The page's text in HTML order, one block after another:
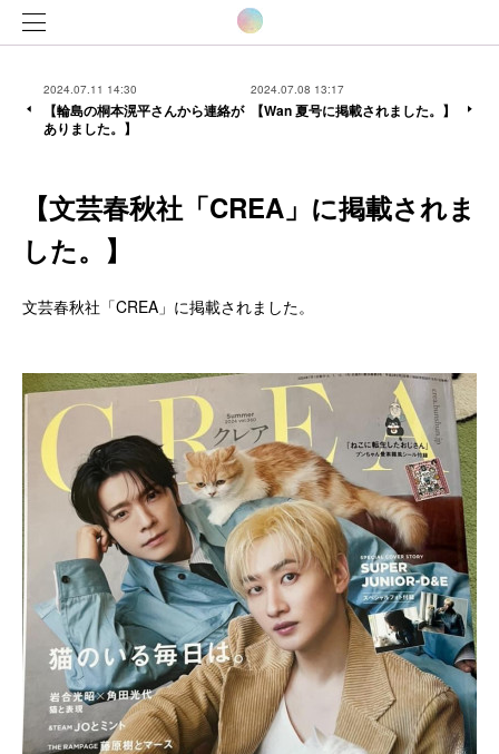
2024.07.11 14:30
【輪島の桐本滉平さんから連絡が
ありました。】
2024.07.08 13:17
【Wan 夏号に掲載されました。】
【文芸春秋社「CREA」に掲載されま
した。】
文芸春秋社「CREA」に掲載されました。